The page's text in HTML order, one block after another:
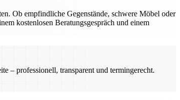
Ob empfindliche Gegenstände, schwere Möbel oder
kostenlosen Beratungsgespräch und einem
– professionell, transparent und termingerecht.